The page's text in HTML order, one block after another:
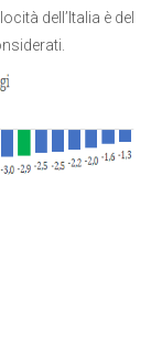
dell’Italia è del